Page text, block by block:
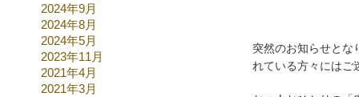
2024年9月
2024年8月
2024年5月
2023年11月
2021年4月
2021年3月
突然のお知らせとな
れている方々にはご